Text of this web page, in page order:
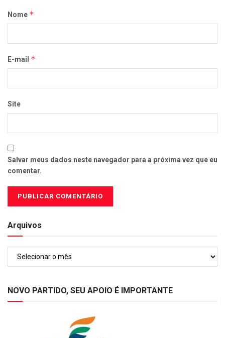
Nome *
E-mail *
Site
Salvar meus dados neste navegador para a próxima vez que eu
comentar.
Arquivos
Arquivos
NOVO PARTIDO, SEU APOIO É IMPORTANTE